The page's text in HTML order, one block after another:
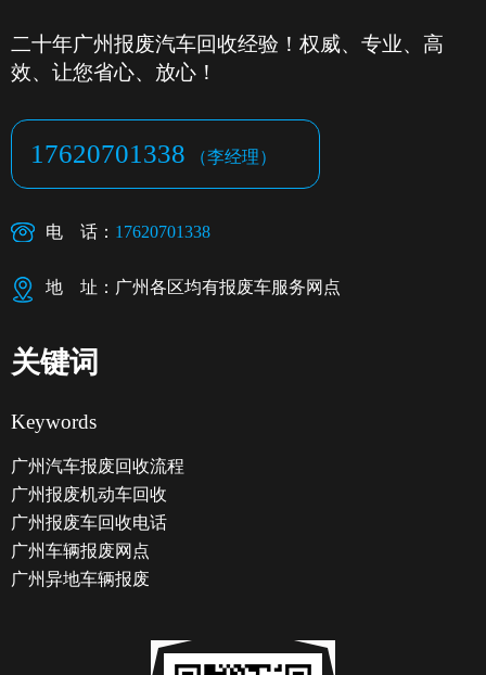
二十年广州报废汽车回收经验！权威、专业、高
效、让您省心、放心！
17620701338 （李经理）
电 话： 17620701338
地 址：广州各区均有报废车服务网点
关键词
Keywords
广州汽车报废回收流程
广州报废机动车回收
广州报废车回收电话
广州车辆报废网点
广州异地车辆报废